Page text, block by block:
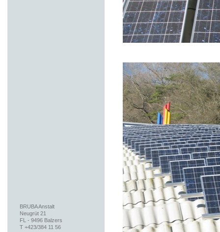
BRUBA Anstalt
Neugrüt 21
FL - 9496 Balzers
T +423/384 11 56